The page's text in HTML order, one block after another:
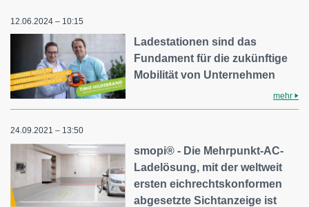
12.06.2024 – 10:15
Ladestationen sind das
Fundament für die zukünftige
Mobilität von Unternehmen
mehr
24.09.2021 – 13:50
smopi® - Die Mehrpunkt-AC-
Ladelösung, mit der weltweit
ersten eichrechtskonformen
abgesetzte Sichtanzeige ist